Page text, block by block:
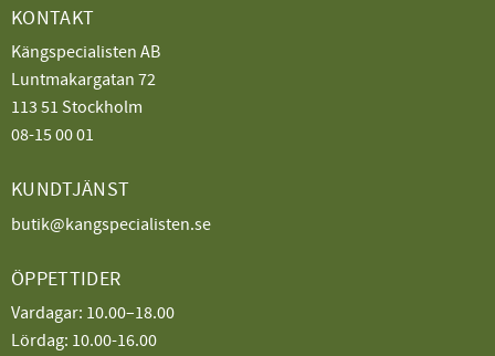
KONTAKT
Kängspecialisten AB
Luntmakargatan 72
113 51 Stockholm
08-15 00 01
KUNDTJÄNST
butik@kangspecialisten.se
ÖPPETTIDER
Vardagar: 10.00–18.00
Lördag: 10.00-16.00